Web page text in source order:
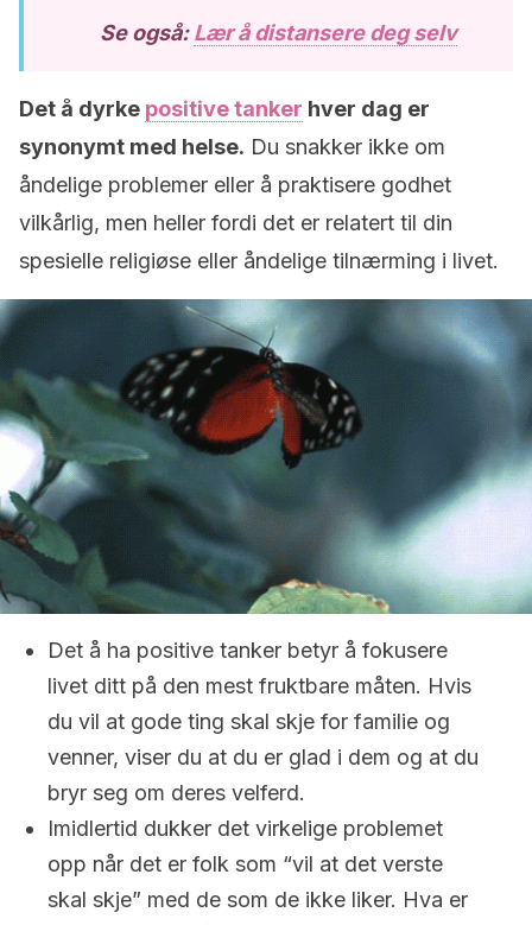
Se også:Lær å distansere deg selv
Det å dyrke positive tanker hver dag er
synonymt med helse. Du snakker ikke om
åndelige problemer eller å praktisere godhet
vilkårlig, men heller fordi det er relatert til din
spesielle religiøse eller åndelige tilnærming i livet.
Det å ha positive tanker betyr å fokusere
livet ditt på den mest fruktbare måten. Hvis
du vil at gode ting skal skje for familie og
venner, viser du at du er glad i dem og at du
bryr seg om deres velferd.
Imidlertid dukker det virkelige problemet
opp når det er folk som “vil at det verste
skal skje” med de som de ikke liker. Hva er